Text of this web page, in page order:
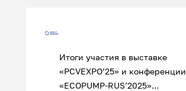
Итоги участия в выставке
«PCVEXPO’25» и конференции
«ECOPUMP‑RUS’2025»...